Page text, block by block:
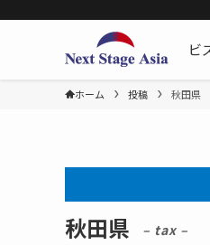
ホーム 投稿 秋田県
秋田県 – tax –